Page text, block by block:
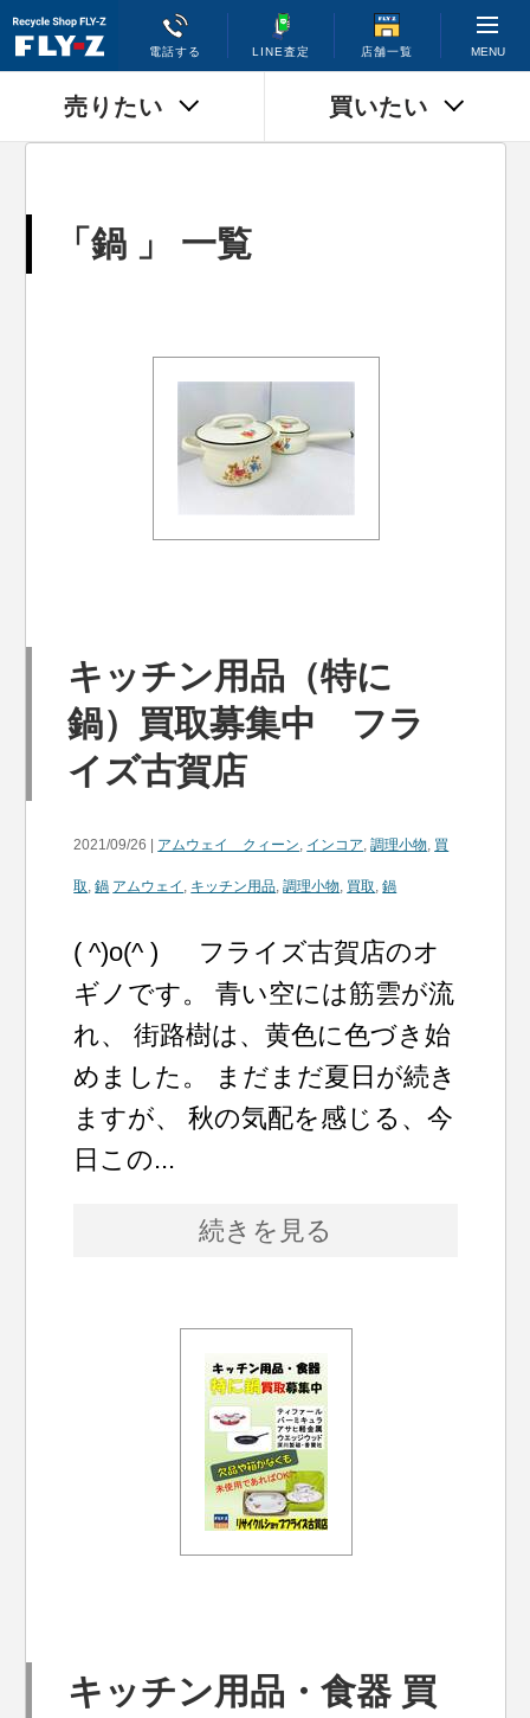
電話する LINE査定 店舗一覧 MENU
売りたい 買いたい
「鍋 」 一覧
キッチン用品（特に
鍋）買取募集中 フラ
イズ古賀店
2021/09/26 | アムウェイ クィーン, インコア,調理小物, 買
取,鍋 アムウェイ , キッチン用品,調理小物, 買取,鍋
( ^)o(^ ) フライズ古賀店のオ
ギノです。 青い空には筋雲が流
れ、 街路樹は、黄色に色づき始
めました。 まだまだ夏日が続き
ますが、 秋の気配を感じる、今
日この...
続きを見る
キッチン用品・食器 買